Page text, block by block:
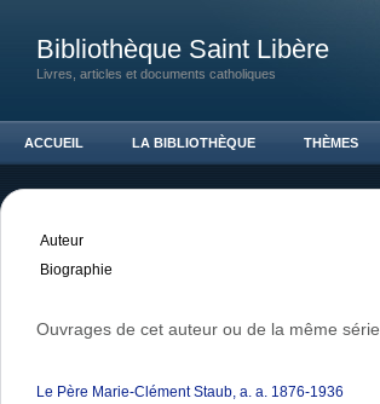
Bibliothèque Saint Libère
Livres, articles et documents catholiques
ACCUEIL LA BIBLIOTHÈQUE THÈMES
Auteur
Biographie
Ouvrages de cet auteur ou de la même série
Le Père Marie-Clément Staub, a. a. 1876-1936